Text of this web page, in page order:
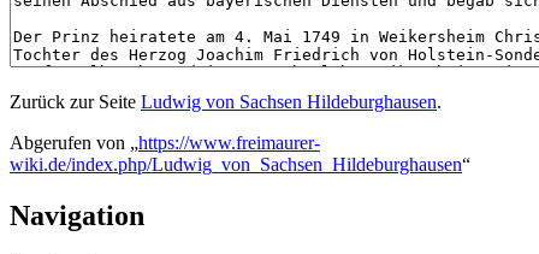
Zurück zur Seite Ludwig von Sachsen Hildeburghausen.
Abgerufen von „https://www.freimaurer-
wiki.de/index.php/Ludwig_von_Sachsen_Hildeburghausen“
Navigation